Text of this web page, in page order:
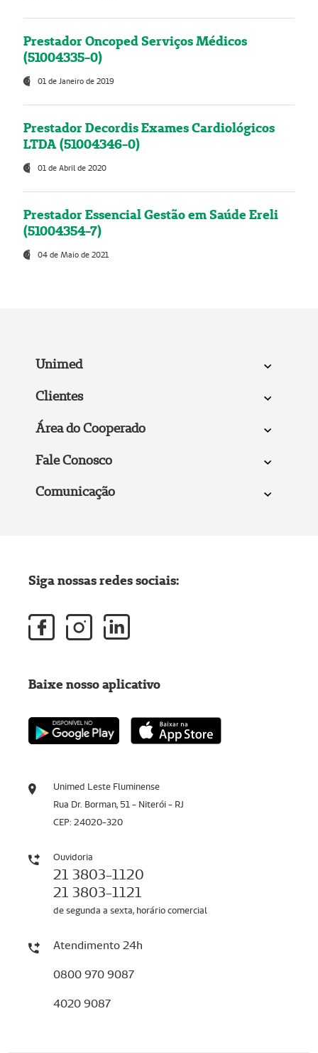
Prestador Oncoped Serviços Médicos
(51004335-0)
01 de Janeiro de 2019
Prestador Decordis Exames Cardiológicos
LTDA (51004346-0)
01 de Abril de 2020
Prestador Essencial Gestão em Saúde Ereli
(51004354-7)
04 de Maio de 2021
Unimed
Clientes
Área do Cooperado
Fale Conosco
Comunicação
Unimed Leste Fluminense
Rua Dr. Borman, 51 - Niterói - RJ
CEP: 24020-320
Ouvidoria
21 3803-1120
21 3803-1121
de segunda a sexta, horário comercial
Atendimento 24h
0800 970 9087
4020 9087
Siga nossas redes sociais:
Baixe nosso aplicativo